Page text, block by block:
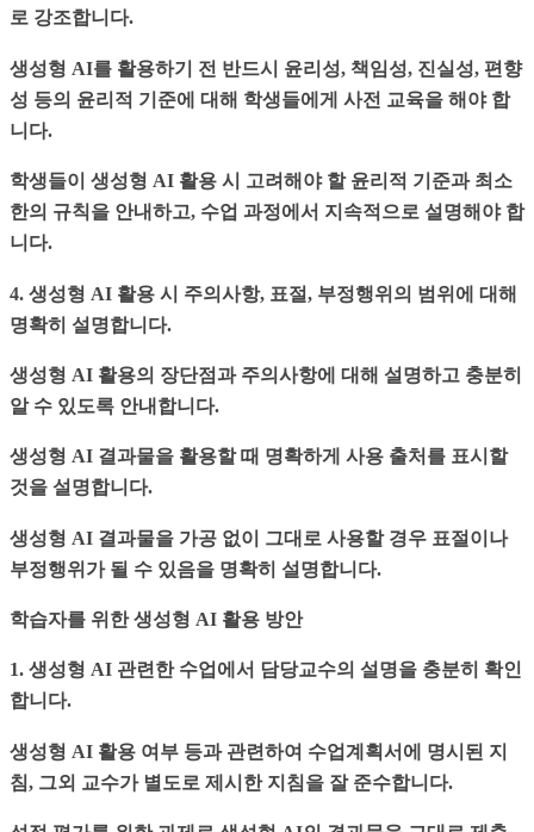
로 강조합니다.
생성형 AI를 활용하기 전 반드시 윤리성, 책임성, 진실성, 편향
성 등의 윤리적 기준에 대해 학생들에게 사전 교육을 해야 합
니다.
학생들이 생성형 AI 활용 시 고려해야 할 윤리적 기준과 최소
한의 규칙을 안내하고, 수업 과정에서 지속적으로 설명해야 합
니다.
4. 생성형 AI 활용 시 주의사항, 표절, 부정행위의 범위에 대해
명확히 설명합니다.
생성형 AI 활용의 장단점과 주의사항에 대해 설명하고 충분히
알 수 있도록 안내합니다.
생성형 AI 결과물을 활용할 때 명확하게 사용 출처를 표시할
것을 설명합니다.
생성형 AI 결과물을 가공 없이 그대로 사용할 경우 표절이나
부정행위가 될 수 있음을 명확히 설명합니다.
학습자를 위한 생성형 AI 활용 방안
1. 생성형 AI 관련한 수업에서 담당교수의 설명을 충분히 확인
합니다.
생성형 AI 활용 여부 등과 관련하여 수업계획서에 명시된 지
침, 그외 교수가 별도로 제시한 지침을 잘 준수합니다.